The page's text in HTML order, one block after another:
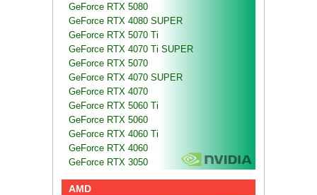
GeForce RTX 5080
GeForce RTX 4080 SUPER
GeForce RTX 5070 Ti
GeForce RTX 4070 Ti SUPER
GeForce RTX 5070
GeForce RTX 4070 SUPER
GeForce RTX 4070
GeForce RTX 5060 Ti
GeForce RTX 5060
GeForce RTX 4060 Ti
GeForce RTX 4060
GeForce RTX 3050
AMD